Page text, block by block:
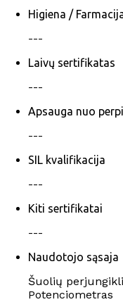
Higiena /
---
Laivų sertifikatas
---
Apsauga nuo
---
SIL kvalifikacija
---
Kiti sertifikatai
---
Naudotojo sąsaja
Šuolių
Potenciometras